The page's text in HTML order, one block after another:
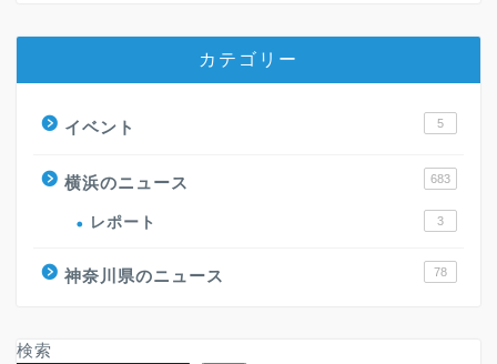
カテゴリー
イベント 5
横浜のニュース 683
レポート 3
神奈川県のニュース 78
検索